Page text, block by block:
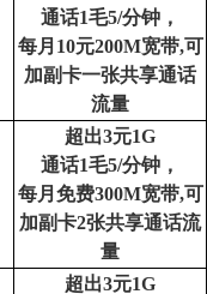
通话1毛5/分钟，
每月10元200M宽带,可
加副卡一张共享通话
流量
超出3元1G
通话1毛5/分钟，
每月免费300M宽带,可
加副卡2张共享通话流
量
超出3元1G